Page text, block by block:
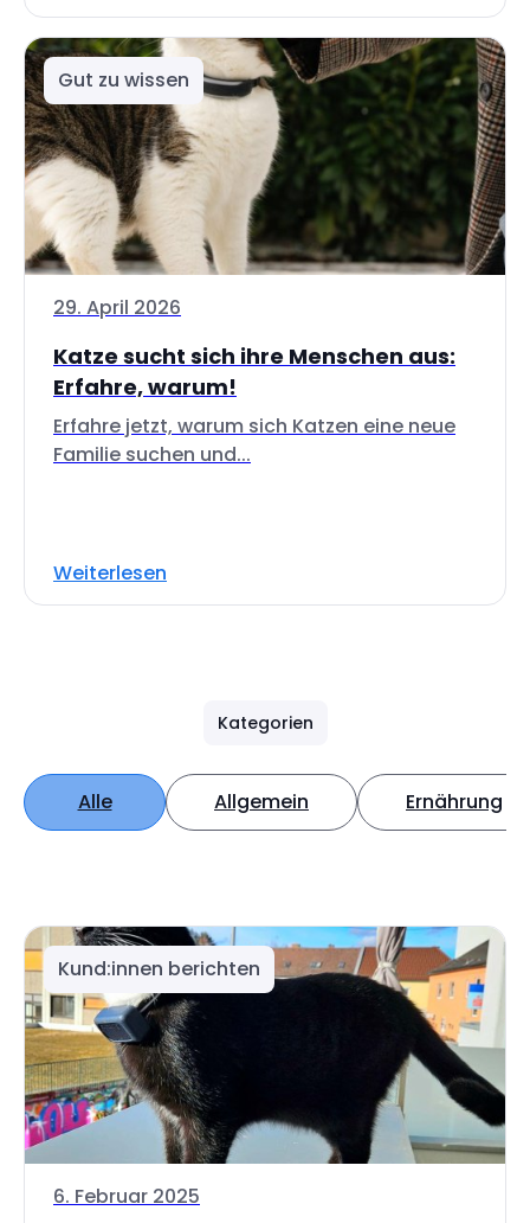
Gut zu wissen
29. April 2026
Katze sucht sich ihre Menschen aus:
Erfahre, warum!
Erfahre jetzt, warum sich Katzen eine neue
Familie suchen und...
Weiterlesen
Kategorien
Alle Allgemein Ernährung
Kund:innen berichten
6. Februar 2025